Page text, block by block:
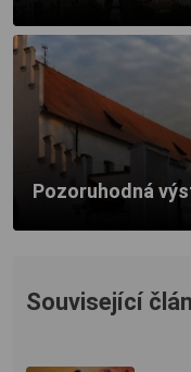
Pozoruhodná
Související